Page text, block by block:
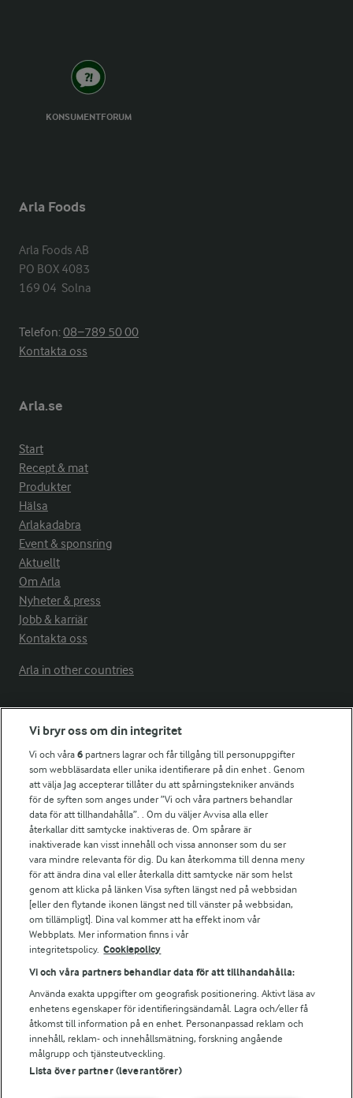
KONSUMENTFORUM
Arla Foods
Arla Foods AB
PO BOX 4083
169 04  Solna
Telefon:08−789 50 00
Kontakta oss
Arla.se
Start
Recept & mat
Produkter
Hälsa
Arlakadabra
Event & sponsring
Aktuellt
Om Arla
Nyheter & press
Jobb & karriär
Kontakta oss
Arla in other countries
Fler Arlasajter
För ägare
Arlas kundportal
Arla.com
Falbygdens Ost
Arla webbshop
Bildbank
Följ oss
© 2026 Arla Foods
Vi bryr oss om din integritet
Vi och våra6 partners lagrar och får tillgång till personuppgifter
som webbläsardata eller unika identifierare på din enhet . Genom
att välja Jag accepterar tillåter du att spårningstekniker används
för de syften som anges under ”Vi och våra partners behandlar
data för att tillhandahålla”. . Om du väljer Avvisa alla eller
återkallar ditt samtycke inaktiveras de. Om spårare är
inaktiverade kan visst innehåll och vissa annonser som du ser
vara mindre relevanta för dig. Du kan återkomma till denna meny
för att ändra dina val eller återkalla ditt samtycke när som helst
genom att klicka på länken Visa syften längst ned på webbsidan
[eller den flytande ikonen längst ned till vänster på webbsidan,
om tillämpligt]. Dina val kommer att ha effekt inom vår
Webbplats. Mer information finns i vår
integritetspolicy. Cookiepolicy
Vi och våra partners behandlar data för att tillhandahålla:
Använda exakta uppgifter om geografisk positionering. Aktivt läsa av
enhetens egenskaper för identifieringsändamål. Lagra och/eller få
åtkomst till information på en enhet. Personanpassad reklam och
innehåll, reklam- och innehållsmätning, forskning angående
målgrupp och tjänsteutveckling.
Lista över partner (leverantörer)